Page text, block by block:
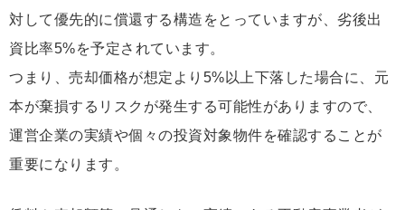
対して優先的に償還する構造をとっていますが、劣後出
資比率5%を予定されています。
つまり、売却価格が想定より5%以上下落した場合に、元
本が棄損するリスクが発生する可能性がありますので、
運営企業の実績や個々の投資対象物件を確認することが
重要になります。